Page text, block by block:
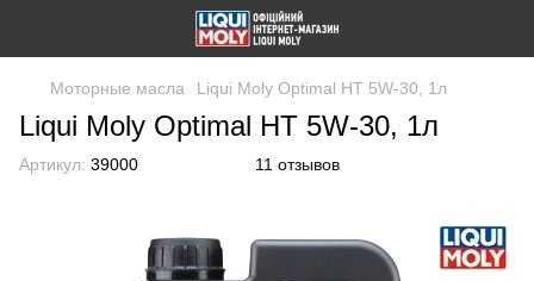
Моторные масла Liqui Moly Optimal HT 5W-30, 1л
Liqui Moly Optimal HT 5W-30, 1л
Артикул: 39000 11 отзывов